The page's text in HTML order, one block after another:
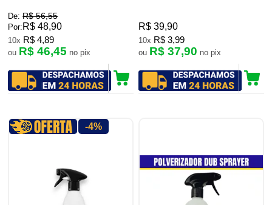
De: R$ 56,55
Por: R$ 48,90
10x R$ 4,89
ou R$ 46,45 no pix
R$ 39,90
10x R$ 3,99
ou R$ 37,90 no pix
-4%